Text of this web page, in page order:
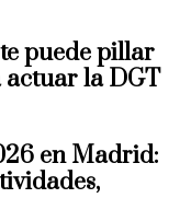
puede pillar
actuar la DGT
en Madrid: